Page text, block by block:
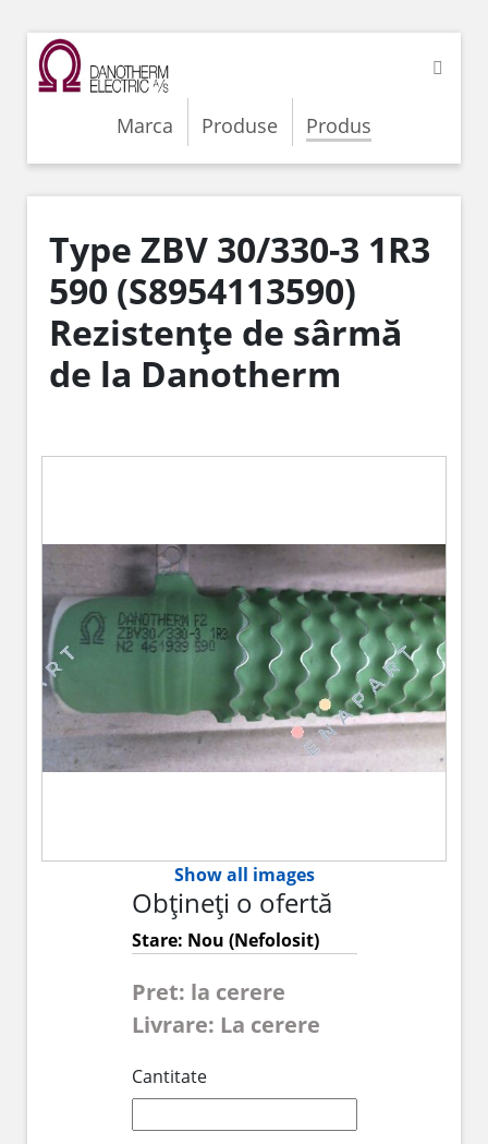
Marca Produse Produs
Type ZBV 30/330-3 1R3
590 (S8954113590)
Rezistențe de sârmă
de la Danotherm
Show all images
Obțineți o ofertă
Stare: Nou (Nefolosit)
Pret: la cerere
Livrare: La cerere
Cantitate